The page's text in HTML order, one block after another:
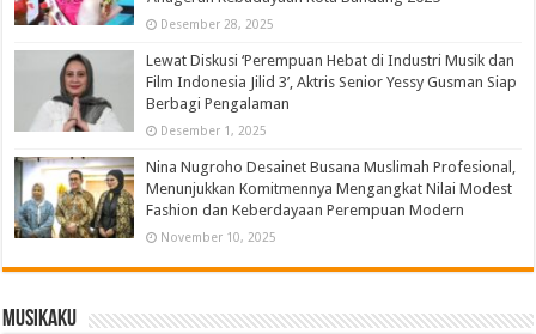
Desember 28, 2025
Lewat Diskusi ‘Perempuan Hebat di Industri Musik dan
Film Indonesia Jilid 3’, Aktris Senior Yessy Gusman Siap
Berbagi Pengalaman
Desember 1, 2025
Nina Nugroho Desainet Busana Muslimah Profesional,
Menunjukkan Komitmennya Mengangkat Nilai Modest
Fashion dan Keberdayaan Perempuan Modern
November 10, 2025
Musikaku